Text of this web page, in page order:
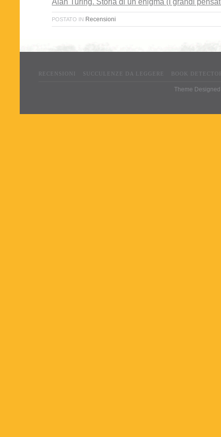
Alan Turing. Storia di un enigma (I grandi
POSTATO IN Recensioni
RECENSIONI SUCCULENZE DA LEGGERE BOOK
Theme